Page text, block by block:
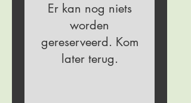
Er kan nog niets
worden
gereserveerd. Kom
later terug.